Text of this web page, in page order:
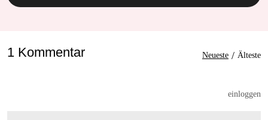
1 Kommentar Neueste / Älteste
einloggen